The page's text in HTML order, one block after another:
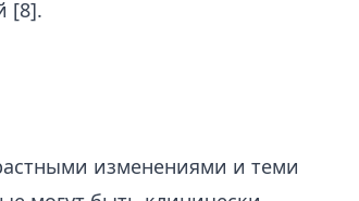
[8].
изменениями и теми